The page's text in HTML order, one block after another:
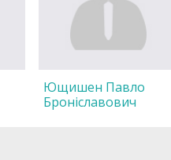
Ющишен Павло
Броніславович